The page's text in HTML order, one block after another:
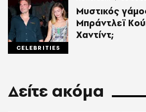
CELEBRITIES
Μυστικός
Μπράντλεϊ
Χαντίντ;
Δείτε ακόμα